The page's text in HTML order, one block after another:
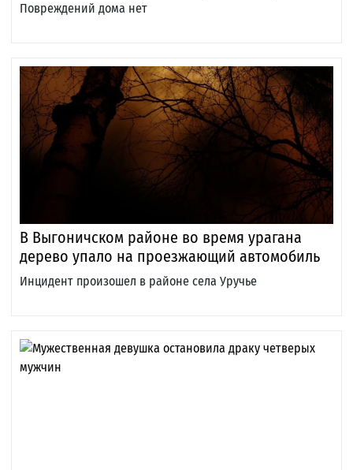
Повреждений дома нет
В Выгоничском районе во время урагана
дерево упало на проезжающий автомобиль
Инцидент произошел в районе села Уручье